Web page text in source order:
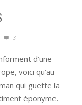
3
d’une
voici qu’au
qui guette la
éponyme.